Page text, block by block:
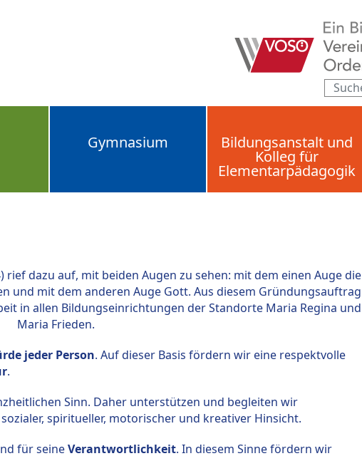
Gymnasium Bildungsanstalt und
Kolleg für
Elementarpädagogik
rief dazu auf, mit beiden Augen zu sehen: mit dem einen Auge die
und mit dem anderen Auge Gott. Aus diesem Gründungsauftrag
in allen Bildungseinrichtungen der Standorte Maria Regina und
Maria Frieden.
jeder Person. Auf dieser Basis fördern wir eine respektvolle
.
Sinn. Daher unterstützen und begleiten wir
spiritueller, motorischer und kreativer Hinsicht.
für seineVerantwortlichkeit. In diesem Sinne fördern wir